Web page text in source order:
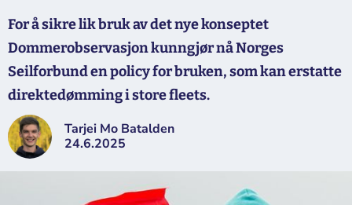
For å sikre lik bruk av det nye konseptet
Dommerobservasjon kunngjør nå Norges
Seilforbund en policy for bruken, som kan erstatte
direktedømming i store fleets.
Tarjei Mo Batalden
24.6.2025